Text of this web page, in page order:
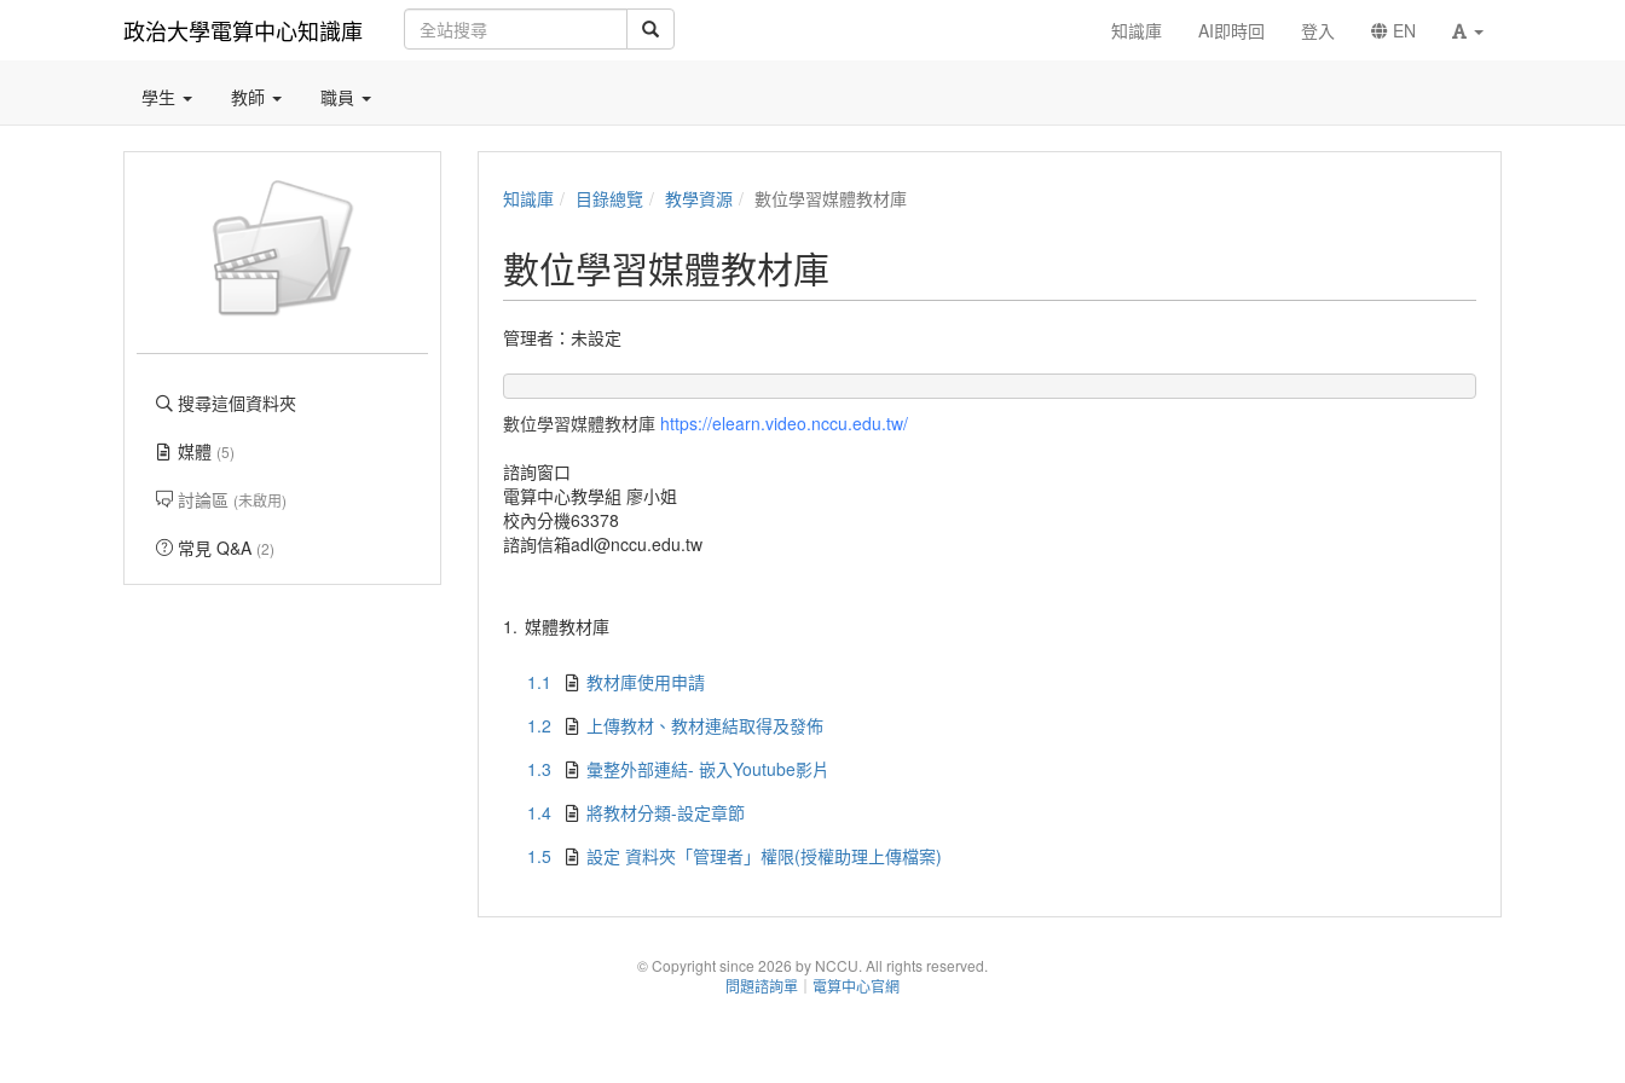
政治大學電算中心知識庫 知識庫 AI即時回 登入 EN
學生 教師 職員
搜尋這個資料夾
媒體 (5)
討論區 (未啟用)
常見 Q&A (2)
知識庫 目錄總覽 教學資源 數位學習媒體教材庫
數位學習媒體教材庫
管理者：未設定
數位學習媒體教材庫 https://elearn.video.nccu.edu.tw/
諮詢窗口
電算中心教學組 廖小姐
校內分機63378
諮詢信箱adl@nccu.edu.tw
1. 媒體教材庫
1.1
教材庫使用申請
1.2
上傳教材、教材連結取得及發佈
1.3
彙整外部連結- 嵌入Youtube影片
1.4
將教材分類-設定章節
1.5
設定 資料夾「管理者」權限(授權助理上傳檔案)
© Copyright since 2026 by NCCU. All rights reserved.
問題諮詢單 ｜ 電算中心官網